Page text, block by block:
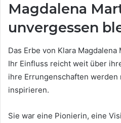
Magdalena
unvergessen
Das Erbe von Klara
Ihr Einfluss reicht weit über
ihre Errungenschaften
inspirieren.
Sie war eine Pionierin, eine